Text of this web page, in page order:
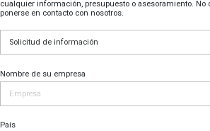
cualquier información, presupuesto o asesoramiento. No
ponerse en contacto con nosotros.
Nombre de su empresa
País